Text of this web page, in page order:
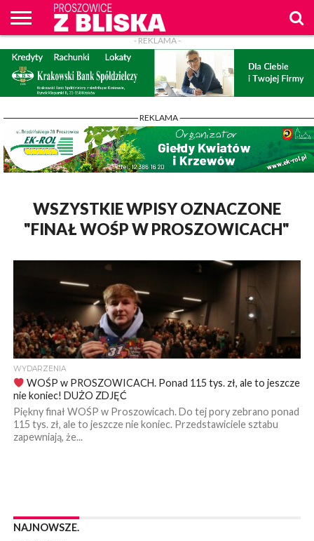
O
NAS
WIADOMOŚCI
ZAPYTAM
WPROST
CENNIK
REKLAM
PROSZOWICE
Z BLISKA
KONTAKT
- REKLAMA -
- REKLAMA -
WSZYSTKIE WPISY OZNACZONE
"FINAŁ WOŚP W PROSZOWICACH"
WYDARZENIA
WOŚP w PROSZOWICACH. Ponad 115 tys. zł, ale to jeszcze
nie koniec! DUŻO ZDJĘĆ
Piękny finał WOŚP w Proszowicach. Do tej pory zebrano ponad
115 tys. zł, ale to jeszcze nie koniec. Przedstawiciele sztabu
zapewniają, że...
NAJNOWSZE.